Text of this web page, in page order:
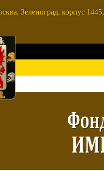
Зеленоград, корпус